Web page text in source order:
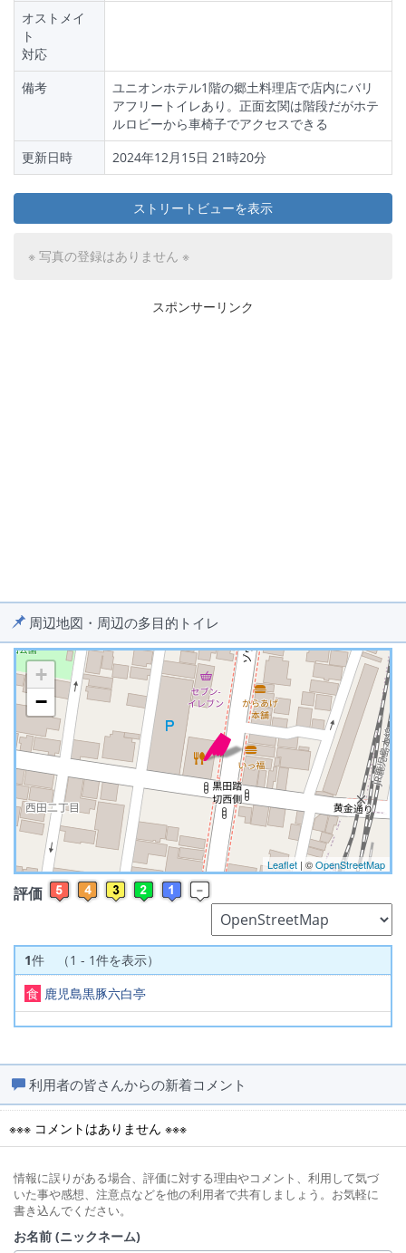
オストメイ
ト
対応
備考
ユニオンホテル1階の郷土料理店で店内にバリ
アフリートイレあり。正面玄関は階段だがホテ
ルロビーから車椅子でアクセスできる
更新日時
2024年12月15日 21時20分
ストリートビューを表示
※ 写真の登録はありません ※
スポンサーリンク
周辺地図・周辺の多目的トイレ
※ マップを検索、表示中です ※
+
−
Leaflet | ©OpenStreetMap
評価
1件 （1 - 1件を表示）
食 鹿児島黒豚六白亭
利用者の皆さんからの新着コメント
※※※ コメントはありません ※※※
情報に誤りがある場合、評価に対する理由やコメント、利用して気づ
いた事や感想、注意点などを他の利用者で共有しましょう。お気軽に
書き込んでください。
お名前 (ニックネーム)